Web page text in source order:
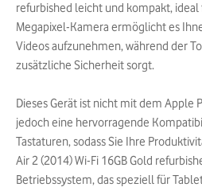
refurbished leicht und kompakt, ideal
Megapixel-Kamera ermöglicht es
Videos aufzunehmen, während der
zusätzliche Sicherheit sorgt.
Dieses Gerät ist nicht mit dem Apple
jedoch eine hervorragende
Tastaturen, sodass Sie Ihre
Air 2 (2014) Wi-Fi 16GB Gold
Betriebssystem, das speziell für